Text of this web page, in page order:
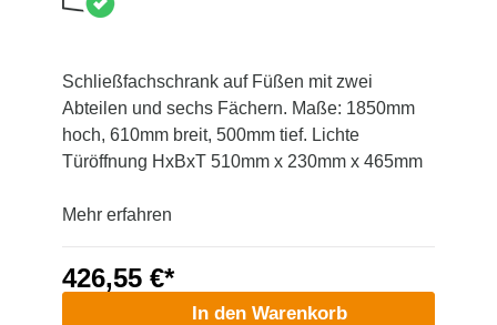
Schließfachschrank auf Füßen mit zwei
Abteilen und sechs Fächern. Maße: 1850mm
hoch, 610mm breit, 500mm tief. Lichte
Türöffnung HxBxT 510mm x 230mm x 465mm
Mehr erfahren
426,55 €*
In den Warenkorb